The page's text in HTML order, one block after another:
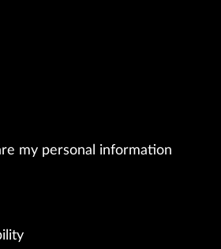
my personal information